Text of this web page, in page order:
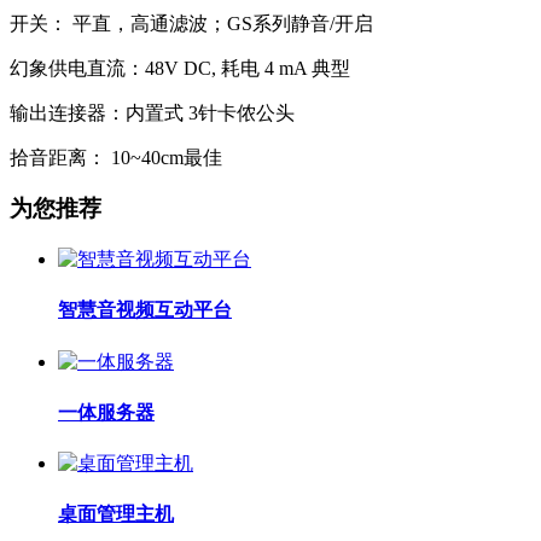
开关： 平直，高通滤波；GS系列静音/开启
幻象供电直流：48V DC, 耗电 4 mA 典型
输出连接器：内置式 3针卡侬公头
拾音距离： 10~40cm最佳
为您推荐
智慧音视频互动平台
一体服务器
桌面管理主机